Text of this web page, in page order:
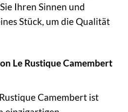
Ihren Sinnen und
Stück, um die Qualität
Le Rustique Camembert
Camembert ist